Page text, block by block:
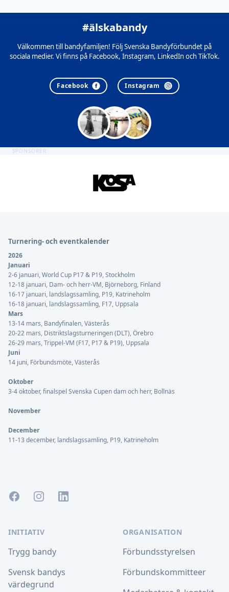
#älskabandy
Välkommen till bandyfamiljen! Följ Svenska Bandyförbundet på
sociala medier. Vi finns på Facebook, Instagram, LinkedIn och TikTok.
Facebook Instagram
SPONSORER
Turnering- och eventkalender
2026
Januari
2-6 januari, World Cup P17 & P19, Stockholm
12-18 januari, Dam- och herr-VM, Björneborg, Finland
16-17 januari, landslagssamling, P19, Katrineholm
16-18 januari, landslagssamling, F17, Uppsala
Mars
13-14 mars, Bandyfinalen, Västerås
20-22 mars, Distriktslagsturneringen (DLT), Örebro
26-29 mars, Trippel-VM (F17, P17 & P19), Uppsala
Juni
14 juni, Förbundsmöte, Västerås
Oktober
3-4 oktober, finalspel Svenska Cupen dam och herr, Bollnäs
November
December
11-13 december, landslagssamling, P19, Katrineholm
FacebookInstagramLinkedIn
INITIATIV
Trygg bandy
Svensk bandys
värdegrund
ORGANISATION
Förbundsstyrelsen
Förbundskommitteer